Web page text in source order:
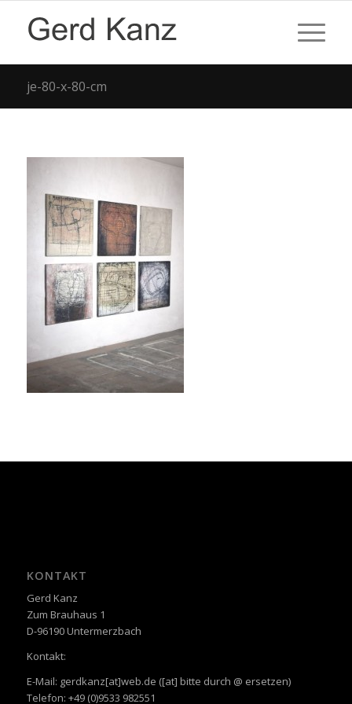
je-80-x-80-cm
KONTAKT
Gerd Kanz
Zum Brauhaus 1
D-96190 Untermerzbach
Kontakt:
E-Mail: gerdkanz[at]web.de ([at] bitte durch @ ersetzen)
Telefon: +49 (0)9533 982551